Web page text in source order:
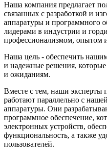
Наша компания предлагает
связанных с разработкой и
аппаратуры и программного
лидерами в индустрии и
профессионализмом, опытом
Наша цель - обеспечить
и надежные решения, которые
и ожиданиям.
Вместе с тем, наши эксперты
работают параллельно с
аппаратуры. Они
программное обеспечение,
электронных устройств,
функциональность, а также
пользователей.